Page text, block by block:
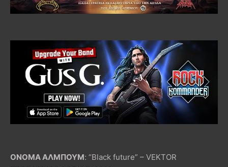
ΟΝΟΜΑ ΑΛΜΠΟΥΜ: “Black future” – VEKTOR